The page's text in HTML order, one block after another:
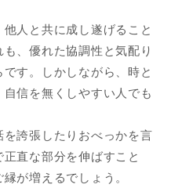
人と共に成し遂げること
、優れた協調性と気配り
す。しかしながら、時と
信を無くしやすい人でも
誇張したりおべっかを言
直な部分を伸ばすこと
が増えるでしょう。